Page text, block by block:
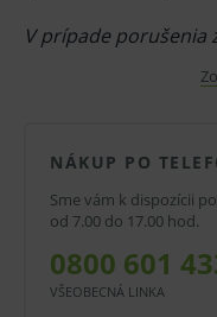
V prípade
tovaru nie je z
NÁKUP PO
Sme vám k dispozícii
od 7.00 do 17.00 hod.
0800 601
VŠEOBECNÁ LINKA